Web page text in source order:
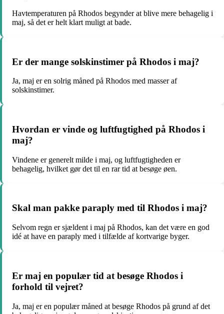
Havtemperaturen på Rhodos begynder at blive mere behagelig i
maj, så det er helt klart muligt at bade.
Er der mange solskinstimer på Rhodos i maj?
Ja, maj er en solrig måned på Rhodos med masser af
solskinstimer.
Hvordan er vinde og luftfugtighed på Rhodos i
maj?
Vindene er generelt milde i maj, og luftfugtigheden er
behagelig, hvilket gør det til en rar tid at besøge øen.
Skal man pakke paraply med til Rhodos i maj?
Selvom regn er sjældent i maj på Rhodos, kan det være en god
idé at have en paraply med i tilfælde af kortvarige byger.
Er maj en populær tid at besøge Rhodos i
forhold til vejret?
Ja, maj er en populær måned at besøge Rhodos på grund af det